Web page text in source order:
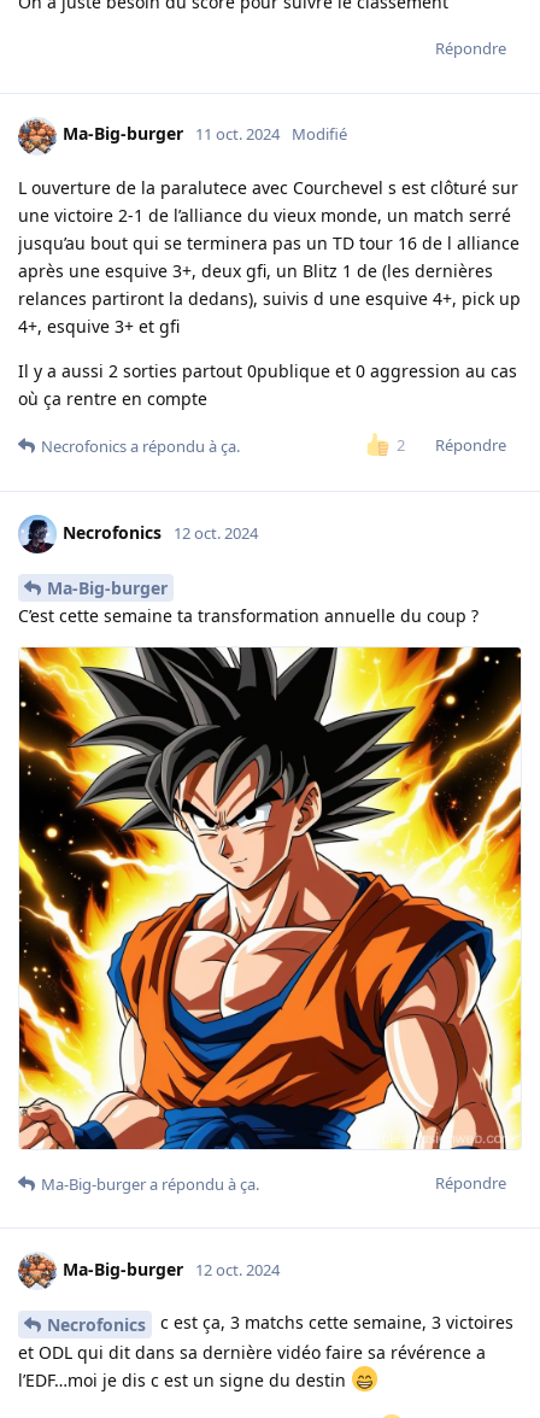
Répondre
Ma-Big-burger 11 oct. 2024 Modifié
L ouverture de la paralutece avec Courchevel s est clôturé sur
une victoire 2-1 de l’alliance du vieux monde, un match serré
jusqu’au bout qui se terminera pas un TD tour 16 de l alliance
après une esquive 3+, deux gfi, un Blitz 1 de (les dernières
relances partiront la dedans), suivis d une esquive 4+, pick up
4+, esquive 3+ et gfi
Il y a aussi 2 sorties partout 0publique et 0 aggression au cas
où ça rentre en compte
2 Répondre
Necrofonicsa répondu à ça.
Necrofonics 12 oct. 2024
Ma-Big-burger
C’est cette semaine ta transformation annuelle du coup ?
Répondre
Ma-Big-burgera répondu à ça.
Ma-Big-burger 12 oct. 2024
Necrofonics
c est ça, 3 matchs cette semaine, 3 victoires
et ODL qui dit dans sa dernière vidéo faire sa révérence a
l’EDF…moi je dis c est un signe du destin